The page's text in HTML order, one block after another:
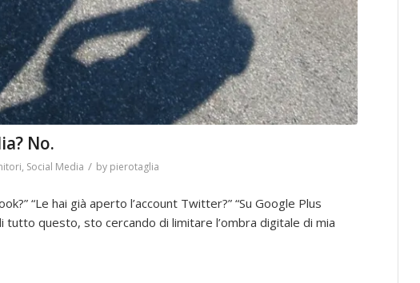
No.
, Social Media / by pierotaglia
“Le hai già aperto l’account Twitter?” “Su Google Plus
tutto questo, sto cercando di limitare l’ombra digitale di mia